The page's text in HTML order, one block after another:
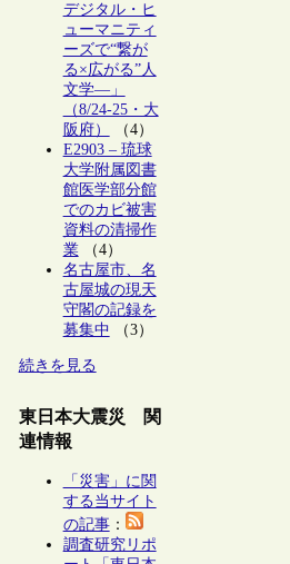
デジタル・ヒ
ューマニティ
ーズで“繋が
る×広がる”人
文学―」
（8/24-25・大
阪府）
（4）
E2903 – 琉球
大学附属図書
館医学部分館
でのカビ被害
資料の清掃作
業（4）
名古屋市、名
古屋城の現天
守閣の記録を
募集中 （3）
続きを見る
東日本大震災 関
連情報
「災害」に関
する当サイト
の記事：
調査研究リポ